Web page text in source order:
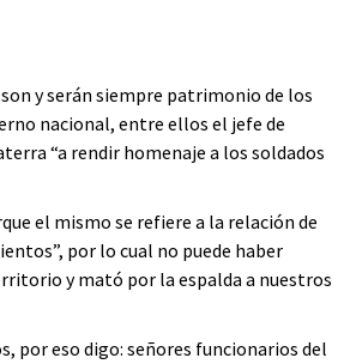
y serán siempre patrimonio de los
nacional, entre ellos el jefe de
“a rendir homenaje a los soldados
el mismo se refiere a la relación de
por lo cual no puede haber
y mató por la espalda a nuestros
por eso digo: señores funcionarios del